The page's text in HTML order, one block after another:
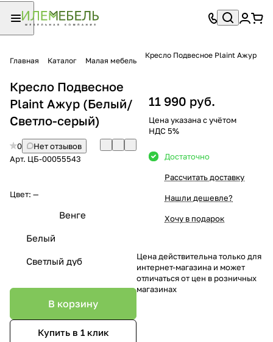
Главная Каталог Малая мебель
Кресло Подвесное Plaint Ажур
Кресло Подвесное
Plaint Ажур (Белый/
Светло-серый)
0
Нет отзывов
Арт. ЦБ-00055543
Цвет: —
Венге
Белый
Светлый дуб
В корзину
Купить в 1 клик
11 990 руб.
Цена указана с учётом
НДС 5%
Достаточно
Рассчитать доставку
Нашли дешевле?
Хочу в подарок
Цена действительна только для
интернет-магазина и может
отличаться от цен в розничных
магазинах